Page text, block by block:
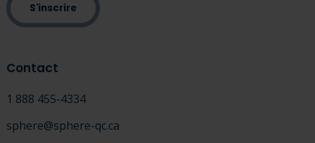
S'inscrire
Contact
1 888 455-4334
sphere@sphere-qc.ca